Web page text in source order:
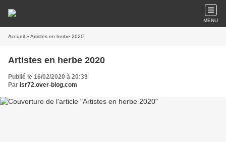
MENU
Accueil » Artistes en herbe 2020
Artistes en herbe 2020
Publié le 16/02/2020 à 20:39
Par lsr72.over-blog.com